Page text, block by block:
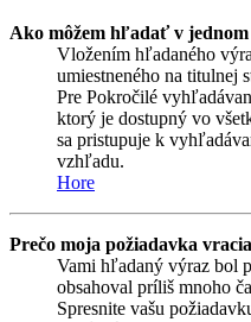
Ako môžem hľadať v jednom
Vložením hľadaného
umiestneného na titulnej
Pre Pokročilé
ktorý je dostupný vo
sa pristupuje k
vzhľadu.
Hore
Prečo moja požiadavka
Vami hľadaný výraz bol
obsahoval príliš mnoho
Spresnite vašu